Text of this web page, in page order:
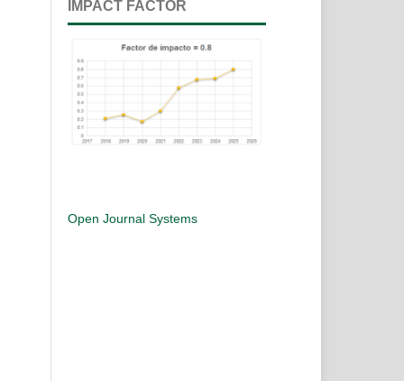
IMPACT FACTOR
Open Journal Systems